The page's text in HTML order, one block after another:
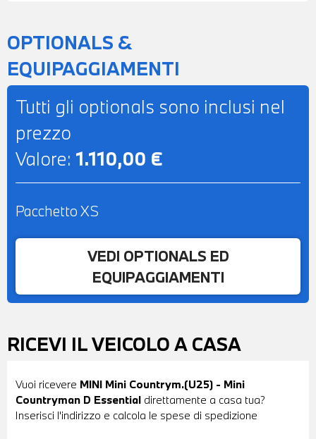
OPTIONALS &
EQUIPAGGIAMENTI
Tutti gli optionals sono inclusi nel
prezzo
Valore: 1.110,00 €
Pacchetto XS
VEDI OPTIONALS ED
EQUIPAGGIAMENTI
RICEVI IL VEICOLO A CASA
Vuoi ricevere MINI Mini Countrym.(U25) - Mini
Countryman D Essential direttamente a casa tua?
Inserisci l'indirizzo e calcola le spese di spedizione